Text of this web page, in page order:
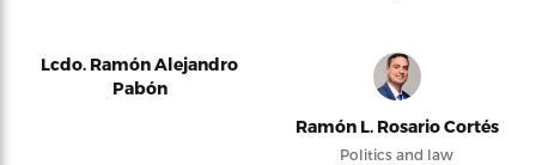
Lcdo. Ramón Alejandro
Pabón
Ramón L. Rosario Cortés
Politics and law